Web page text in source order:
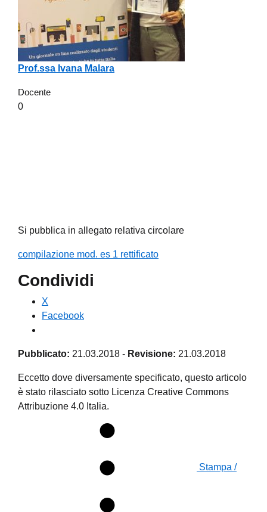
Prof.ssa Ivana Malara
Docente
0
Si pubblica in allegato relativa circolare
compilazione mod. es 1 rettificato
Condividi
X
Facebook
Pubblicato: 21.03.2018 - Revisione: 21.03.2018
Eccetto dove diversamente specificato, questo articolo
è stato rilasciato sotto Licenza Creative Commons
Attribuzione 4.0 Italia.
Stampa /